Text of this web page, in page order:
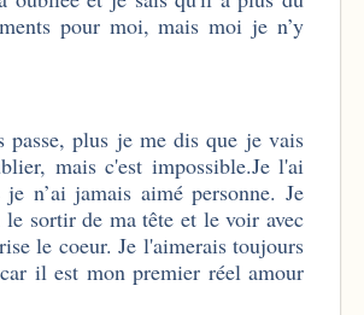
pour moi, mais moi je n’y
passe, plus je me dis que je vais
mais c'est impossible.Je l'ai
n’ai jamais aimé personne. Je
le sortir de ma tête et le voir avec
le coeur. Je l'aimerais toujours
il est mon premier réel amour